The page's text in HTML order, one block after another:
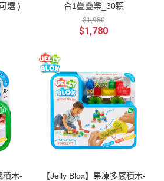
選 )
合1疊疊樂_30顆
$1,980
$1,780
積木-
【Jelly Blox】果凍多感積木-